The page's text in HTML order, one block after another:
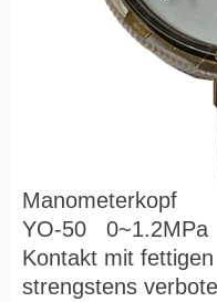
Manometerkopf
YO-50 0~1.2MPa
Kontakt mit
strengstens